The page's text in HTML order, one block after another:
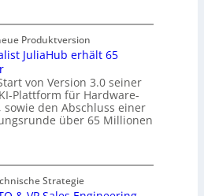
Produktversion
JuliaHub erhält 65
von Version 3.0 seiner
Plattform für Hardware-
sowie den Abschluss einer
über 65 Millionen
Strategie